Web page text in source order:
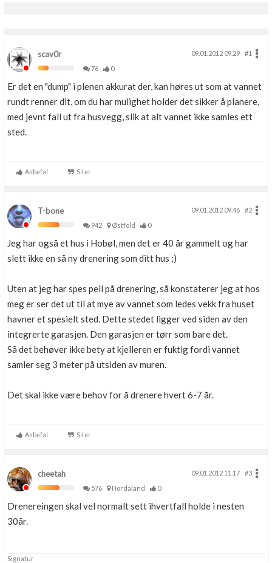
scav0r 09.01.2012 09.29
#1
76
0
Er det en "dump" i plenen akkurat der, kan høres ut som at vannet
rundt renner dit, om du har mulighet holder det sikker å planere,
med jevnt fall ut fra husvegg, slik at alt vannet ikke samles ett
sted.
Anbefal Siter
T-bone 09.01.2012 09.46
#2
942
Østfold 0
Jeg har også et hus i Hobøl, men det er 40 år gammelt og har
slett ikke en så ny drenering som ditt hus ;)
Uten at jeg har spes peil på drenering, så konstaterer jeg at hos
meg er ser det ut til at mye av vannet som ledes vekk fra huset
havner et spesielt sted. Dette stedet ligger ved siden av den
integrerte garasjen. Den garasjen er tørr som bare det.
Så det behøver ikke bety at kjelleren er fuktig fordi vannet
samler seg 3 meter på utsiden av muren.
Det skal ikke være behov for å drenere hvert 6-7 år.
Anbefal Siter
cheetah 09.01.2012 11.17
#3
576
Hordaland 0
Drenereingen skal vel normalt sett ihvertfall holde i nesten
30år.
Signatur